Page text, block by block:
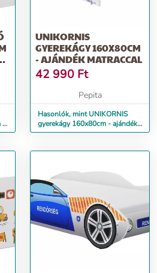
UNIKORNIS
GYEREKÁGY 160X80CM
- AJÁNDÉK MATRACCAL
42 990 Ft
Pepita
Hasonlók, mint UNIKORNIS
gyerekágy 160x80cm - ajándék
matraccal